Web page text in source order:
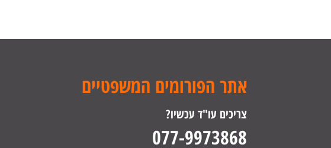
אתר הפורומים המשפטיים
צריכים עו"ד עכשיו?
077-9973868